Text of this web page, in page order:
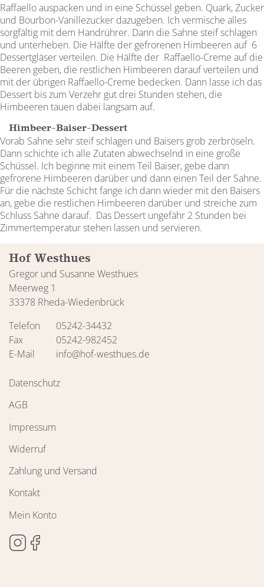
Raffaello auspacken und in eine Schüssel geben. Quark, Zucker
und Bourbon-Vanillezucker dazugeben. Ich vermische alles
sorgfältig mit dem Handrührer. Dann die Sahne steif schlagen
und unterheben. Die Hälfte der gefrorenen Himbeeren auf 6
Dessertgläser verteilen. Die Hälfte der Raffaello-Creme auf die
Beeren geben, die restlichen Himbeeren darauf verteilen und
mit der übrigen Raffaello-Creme bedecken. Dann lasse ich das
Dessert bis zum Verzehr gut drei Stunden stehen, die
Himbeeren tauen dabei langsam auf.
Himbeer-Baiser-Dessert
Vorab Sahne sehr steif schlagen und Baisers grob zerbröseln.
Dann schichte ich alle Zutaten abwechselnd in eine große
Schüssel. Ich beginne mit einem Teil Baiser, gebe dann
gefrorene Himbeeren darüber und dann einen Teil der Sahne.
Für die nächste Schicht fange ich dann wieder mit den Baisers
an, gebe die restlichen Himbeeren darüber und streiche zum
Schluss Sahne darauf. Das Dessert ungefähr 2 Stunden bei
Zimmertemperatur stehen lassen und servieren.
Hof Westhues
Gregor und Susanne Westhues
Meerweg 1
33378 Rheda-Wiedenbrück
Telefon
05242-34432
Fax
05242-982452
E-Mail
info@hof-westhues.de
Datenschutz
AGB
Impressum
Widerruf
Zahlung und Versand
Kontakt
Mein Konto